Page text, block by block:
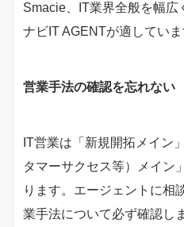
Smacie、IT業界全般を幅広
ナビIT AGENTが適していま
営業手法の確認を忘れない
IT営業は「新規開拓メイン
タマーサクセス等）メイン
ります。エージェントに相
業手法について必ず確認し